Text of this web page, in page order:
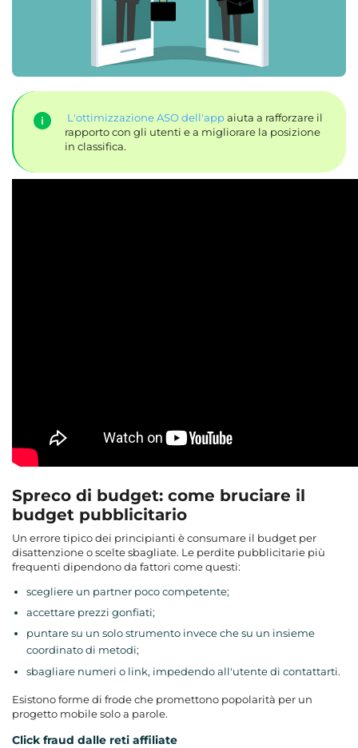
L'ottimizzazione ASO dell'appaiuta a rafforzare il
rapporto con gli utenti e a migliorare la posizione
in classifica.
Spreco di budget: come bruciare il
budget pubblicitario
Un errore tipico dei principianti è consumare il budget per
disattenzione o scelte sbagliate. Le perdite pubblicitarie più
frequenti dipendono da fattori come questi:
scegliere un partner poco competente;
accettare prezzi gonfiati;
puntare su un solo strumento invece che su un insieme
coordinato di metodi;
sbagliare numeri o link, impedendo all'utente di contattarti.
Esistono forme di frode che promettono popolarità per un
progetto mobile solo a parole.
Click fraud dalle reti affiliate